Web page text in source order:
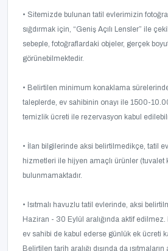
• Sitemizde bulunan tatil evlerimizin
sığdırmak için, “Geniş Açılı Lensler” ile
sebeple, fotoğraflardaki objeler, gerçek
görünebilmektedir.
• Belirtilen minimum konaklama
taleplerde, ev sahibinin onayı ile 1500-
temizlik ücreti ile rezervasyon kabul
• İlan bilgilerinde aksi belirtilmedikçe, tatil
hizmetleri ile hijyen amaçlı ürünler (tuvalet
bulunmamaktadır.
• Isıtmalı havuzlu tatil evlerinde, aksi
Haziran - 30 Eylül aralığında aktif
ev sahibi de kabul ederse günlük ek ücreti
Belirtilen tarih aralığı dışında da